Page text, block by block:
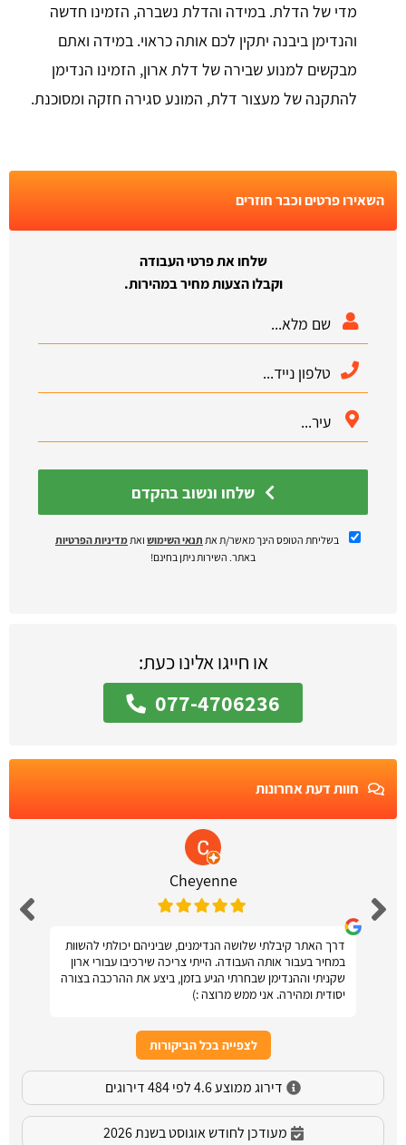
מדי של הדלת. במידה והדלת נשברה, הזמינו חדשה
והנדימן ביבנה יתקין לכם אותה כראוי. במידה ואתם
מבקשים למנוע שבירה של דלת ארון, הזמינו הנדימן
להתקנה של מעצור דלת, המונע סגירה חזקה ומסוכנת.
השאירו פרטים וכבר חוזרים
שלחו את פרטי העבודה
וקבלו הצעות מחיר במהירות.
בשליחת הטופס הינך מאשר/ת את תנאי השימוש ואתמדיניות הפרטיות
באתר. השירות ניתן בחינם!
או חייגו אלינו כעת:
077-4706236
חוות דעת אחרונות
Cheyenne
דרך האתר קיבלתי שלושה הנדימנים, שביניהם יכולתי להשוות
במחיר בעבור אותה העבודה. הייתי צריכה שירכיבו עבורי ארון
שקניתי וההנדימן שבחרתי הגיע בזמן, ביצע את ההרכבה בצורה
יסודית ומהירה. אני ממש מרוצה :)
לצפייה בכל הביקורות
דירוג ממוצע 4.6 לפי 484 דירוגים
מעודכן לחודש אוגוסט בשנת 2026